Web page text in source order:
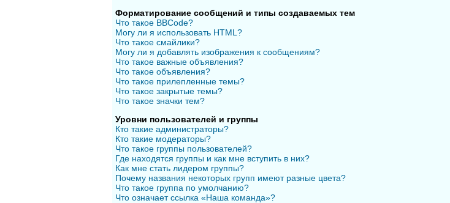
Форматирование сообщений и типы создаваемых тем
Что такое BBCode?
Могу ли я использовать HTML?
Что такое смайлики?
Могу ли я добавлять изображения к сообщениям?
Что такое важные объявления?
Что такое объявления?
Что такое прилепленные темы?
Что такое закрытые темы?
Что такое значки тем?
Уровни пользователей и группы
Кто такие администраторы?
Кто такие модераторы?
Что такое группы пользователей?
Где находятся группы и как мне вступить в них?
Как мне стать лидером группы?
Почему названия некоторых групп имеют разные цвета?
Что такое группа по умолчанию?
Что означает ссылка «Наша команда»?